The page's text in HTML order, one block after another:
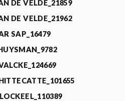
DE VELDE_21859
DE VELDE_21962
SAP_16479